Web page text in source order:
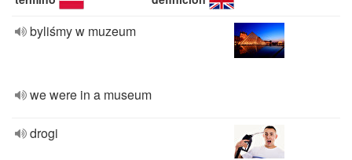
byliśmy w muzeum
we were in a museum
drogi